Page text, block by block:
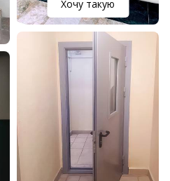
Хочу такую